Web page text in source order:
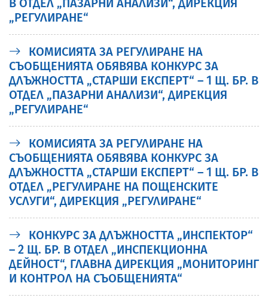
В ОТДЕЛ „ПАЗАРНИ АНАЛИЗИ“, ДИРЕКЦИЯ
„РЕГУЛИРАНЕ“
КОМИСИЯТА ЗА РЕГУЛИРАНЕ НА
СЪОБЩЕНИЯТА ОБЯВЯВА КОНКУРС ЗА
ДЛЪЖНОСТТА „СТАРШИ ЕКСПЕРТ“ – 1 Щ. БР. В
ОТДЕЛ „ПАЗАРНИ АНАЛИЗИ“, ДИРЕКЦИЯ
„РЕГУЛИРАНЕ“
КОМИСИЯТА ЗА РЕГУЛИРАНЕ НА
СЪОБЩЕНИЯТА ОБЯВЯВА КОНКУРС ЗА
ДЛЪЖНОСТТА „СТАРШИ ЕКСПЕРТ“ – 1 Щ. БР. В
ОТДЕЛ „РЕГУЛИРАНЕ НА ПОЩЕНСКИТЕ
УСЛУГИ“, ДИРЕКЦИЯ „РЕГУЛИРАНЕ“
КОНКУРС ЗА ДЛЪЖНОСТТА „ИНСПЕКТОР“
– 2 Щ. БР. В ОТДЕЛ „ИНСПЕКЦИОННА
ДЕЙНОСТ“, ГЛАВНА ДИРЕКЦИЯ „МОНИТОРИНГ
И КОНТРОЛ НА СЪОБЩЕНИЯТА“